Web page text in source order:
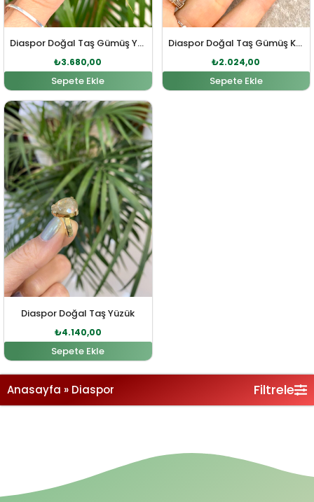
Diaspor Doğal Taş Gümüş Yüzük
₺3.680,00
Sepete Ekle
Diaspor Doğal Taş Gümüş Kolye Ucu
₺2.024,00
Sepete Ekle
Diaspor Doğal Taş Yüzük
Orijinal fiyat: ₺4.554,00.
₺4.140,00
Şu andaki fiyat: ₺4.140,00.
Sepete Ekle
Anasayfa » Diaspor Filtrele